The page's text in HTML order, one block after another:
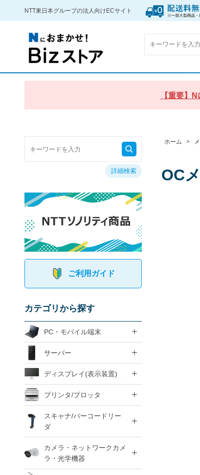
NTT東日本グループの法人向けECサイト
【重要】
ホーム >
OC
詳細検索
ご利用ガイド
カテゴリから探す
PC・モバイル端末
サーバー
ディスプレイ(表示装置)
プリンタ/プロッタ
スキャナ/バーコードリー
ダ
カメラ・ネットワークカメ
ラ・光学機器